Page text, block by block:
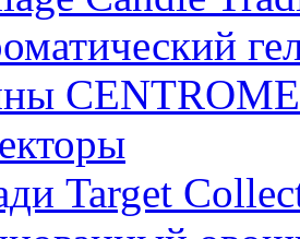
Target